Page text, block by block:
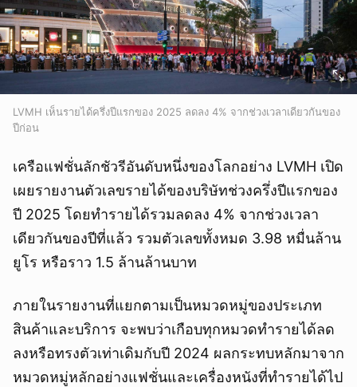
LVMH เห็นรายได้ครึ่งปีแรกของ 2025 ลดลง 4% จากช่วงเวลาเดียวกันของ
ปีก่อน
เครือแฟชั่นลักชัวรีอันดับหนึ่งของโลกอย่าง LVMH เปิด
เผยรายงานตัวเลขรายได้ของบริษัทช่วงครึ่งปีแรกของ
ปี 2025 โดยทำรายได้รวมลดลง 4% จากช่วงเวลา
เดียวกันของปีที่แล้ว รวมตัวเลขทั้งหมด 3.98 หมื่นล้าน
ยูโร หรือราว 1.5 ล้านล้านบาท
ภายในรายงานที่แยกตามเป็นหมวดหมู่ของประเภท
สินค้าและบริการ จะพบว่าเกือบทุกหมวดทำรายได้ลด
ลงหรือทรงตัวเท่าเดิมกับปี 2024 ผลกระทบหลักมาจาก
หมวดหมู่หลักอย่างแฟชั่นและเครื่องหนังที่ทำรายได้ไป